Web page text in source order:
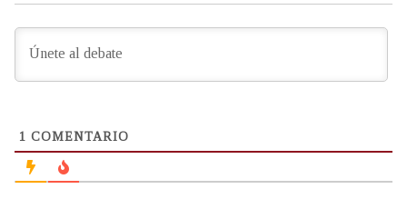
1 COMENTARIO